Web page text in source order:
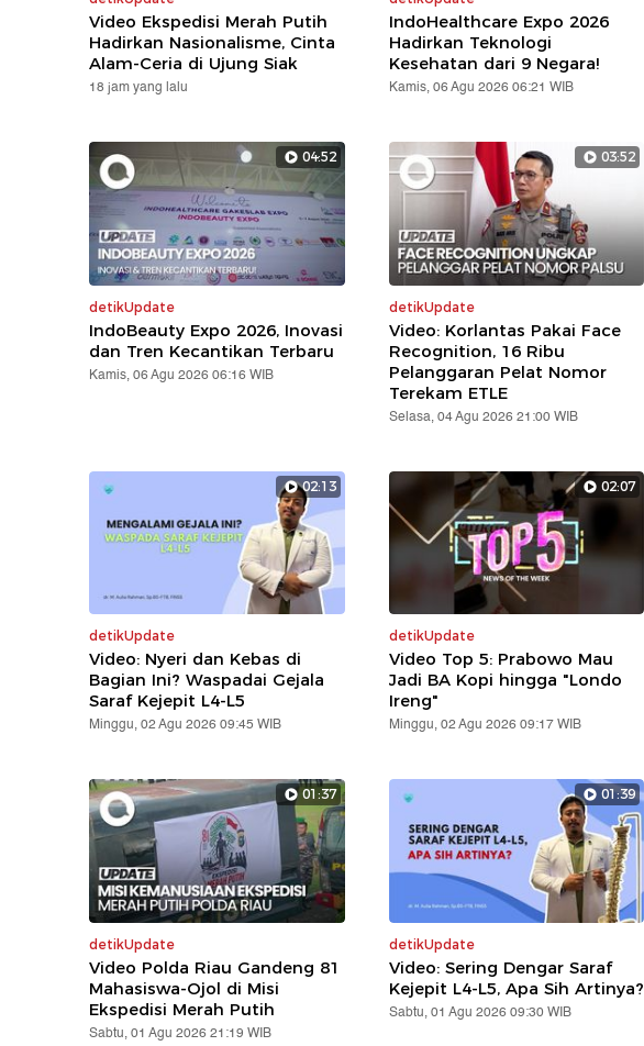
Video Ekspedisi Merah Putih
Hadirkan Nasionalisme, Cinta
Alam-Ceria di Ujung Siak
18 jam yang lalu
IndoHealthcare Expo 2026
Hadirkan Teknologi
Kesehatan dari 9 Negara!
Kamis, 06 Agu 2026 06:21 WIB
04:52
detikUpdate
IndoBeauty Expo 2026, Inovasi
dan Tren Kecantikan Terbaru
Kamis, 06 Agu 2026 06:16 WIB
03:52
detikUpdate
Video: Korlantas Pakai Face
Recognition, 16 Ribu
Pelanggaran Pelat Nomor
Terekam ETLE
Selasa, 04 Agu 2026 21:00 WIB
02:13
detikUpdate
Video: Nyeri dan Kebas di
Bagian Ini? Waspadai Gejala
Saraf Kejepit L4-L5
Minggu, 02 Agu 2026 09:45 WIB
02:07
detikUpdate
Video Top 5: Prabowo Mau
Jadi BA Kopi hingga "Londo
Ireng"
Minggu, 02 Agu 2026 09:17 WIB
01:37
detikUpdate
Video Polda Riau Gandeng 81
Mahasiswa-Ojol di Misi
Ekspedisi Merah Putih
Sabtu, 01 Agu 2026 21:19 WIB
01:39
detikUpdate
Video: Sering Dengar Saraf
Kejepit L4-L5, Apa Sih Artinya?
Sabtu, 01 Agu 2026 09:30 WIB